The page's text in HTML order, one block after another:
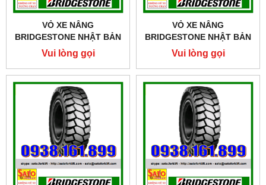
VỎ XE NÂNG
BRIDGESTONE NHẬT BẢN
SIZE 16X6-8
Vui lòng gọi
VỎ XE NÂNG
BRIDGESTONE NHẬT BẢN
SIZE 700-15
Vui lòng gọi